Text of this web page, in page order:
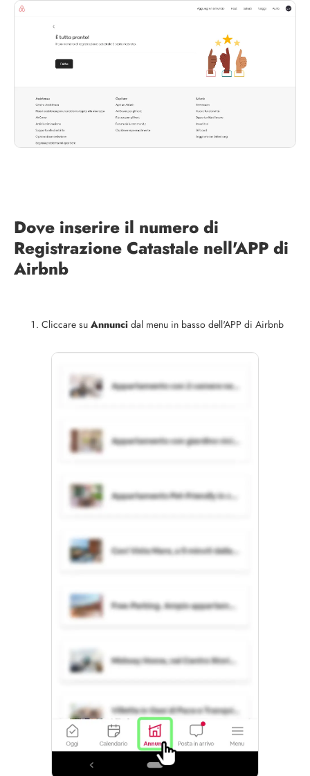
Dove inserire il numero di
Registrazione Catastale nell'APP di
Airbnb
Cliccare su Annunci dal menu in basso dell'APP di Airbnb